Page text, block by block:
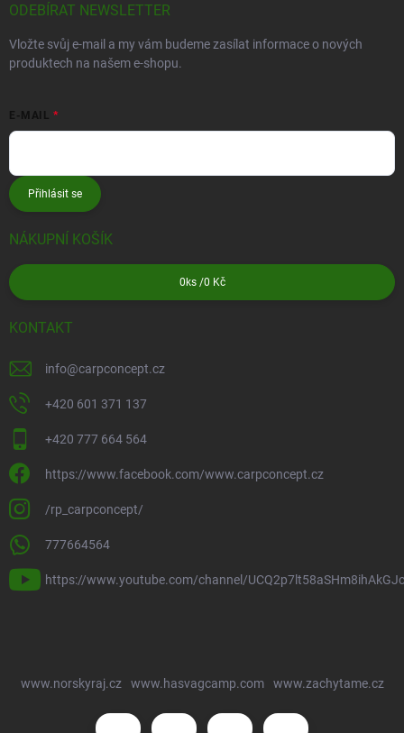
ODEBÍRAT NEWSLETTER
Vložte svůj e-mail a my vám budeme zasílat informace o nových
produktech na našem e-shopu.
E-MAIL
Přihlásit se
NÁKUPNÍ KOŠÍK
0ks /0 Kč
KONTAKT
info@carpconcept.cz
+420 601 371 137
+420 777 664 564
https://www.facebook.com/www.carpconcept.cz
/rp_carpconcept/
777664564
https://www.youtube.com/channel/
www.norskyraj.cz www.hasvagcamp.com www.zachytame.cz